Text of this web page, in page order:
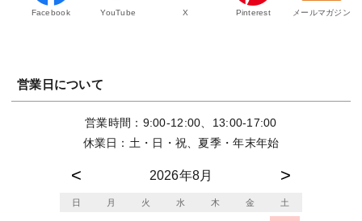
Facebook YouTube X Pinterest メールマガジン
営業日について
営業時間：9:00-12:00、13:00-17:00
休業日：土・日・祝、夏季・年末年始
2026年8月
日 月 火 水 木 金 土